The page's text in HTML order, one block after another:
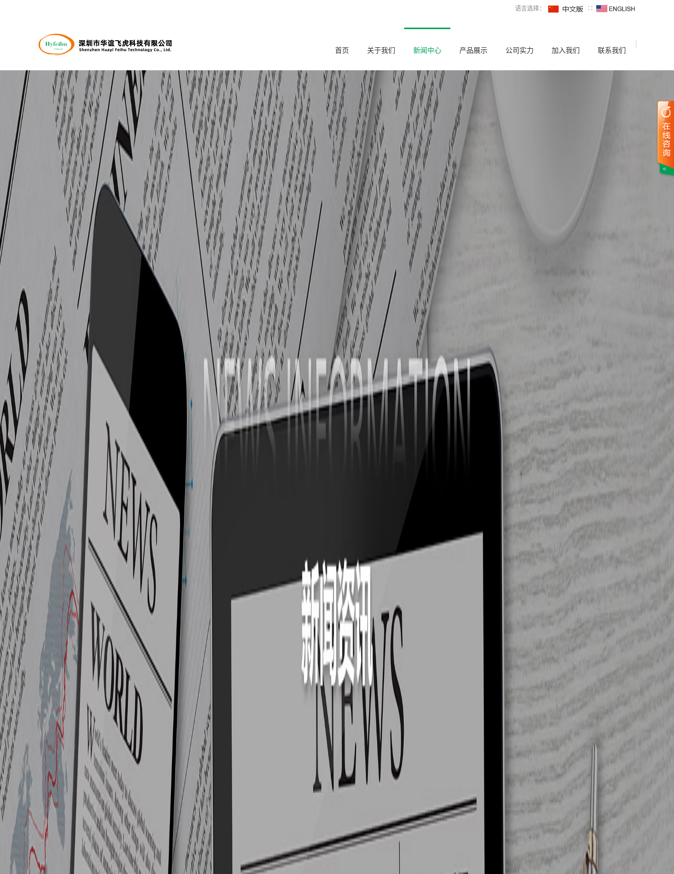
语言选择： ∷
首页 关于我们 新闻中心 产品展示 公司实力 加入我们 联系我们